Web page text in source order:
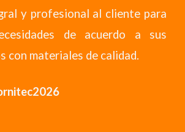
y profesional al cliente para
de acuerdo a sus
con materiales de calidad.